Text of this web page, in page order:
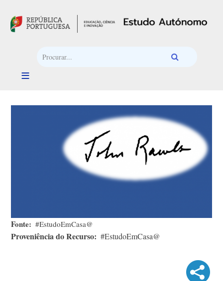
Fonte #EstudoEmCasa@
Proveniência do Recurso #EstudoEmCasa@